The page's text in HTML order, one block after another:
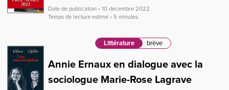
Date de publication • 10 décembre 2022
Temps de lecture estimé • 5 minutes
Littérature brève
Annie Ernaux en dialogue avec la
sociologue Marie-Rose Lagrave